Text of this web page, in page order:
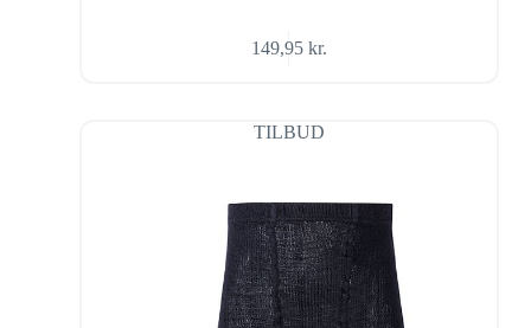
149,95 kr.
TILBUD